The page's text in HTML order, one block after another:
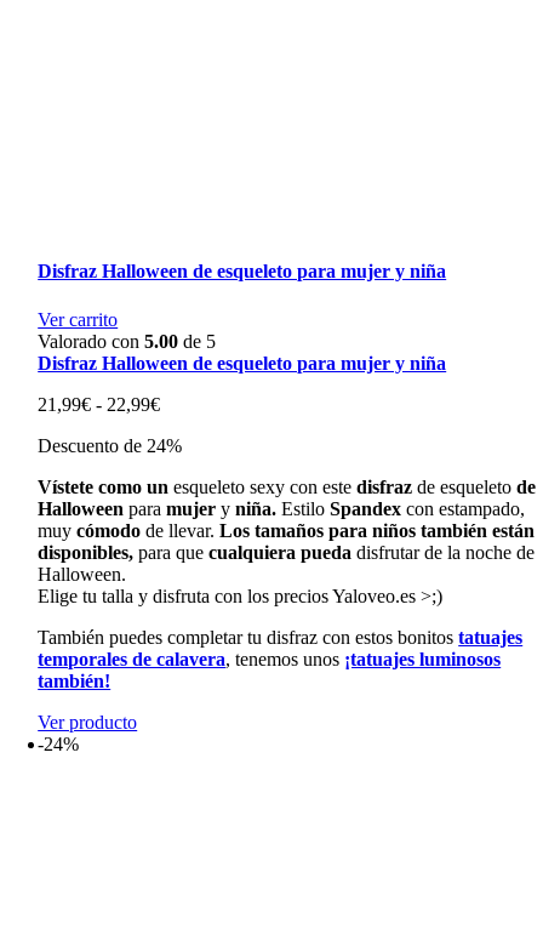
Disfraz Halloween de esqueleto para mujer y niña
Ver carrito
Valorado con5.00 de 5
Disfraz Halloween de esqueleto para mujer y niña
21,99€ - 22,99€Rango
precios:
21,99€
hasta
22,99€
Descuento de 24%
Vístete como un esqueleto sexy con este disfraz de esqueleto de
Halloween para mujer y niña. Estilo Spandex con estampado,
muy cómodo de llevar.Los tamaños para niños también están
disponibles, para que cualquiera pueda disfrutar de la noche de
Halloween.
Elige tu talla y disfruta con los precios Yaloveo.es >;)
También puedes completar tu disfraz con estos bonitostatuajes
temporales de calavera, tenemos unos ¡tatuajes luminosos
también!
Ver producto
-24%